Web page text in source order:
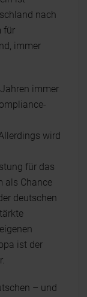
nach
für
immer
immer
wird
für das
als Chance
deutschen
ist der
– und